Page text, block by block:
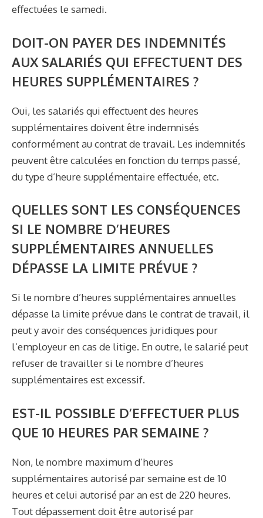
effectuées le samedi.
DOIT-ON PAYER DES INDEMNITÉS
AUX SALARIÉS QUI EFFECTUENT DES
HEURES SUPPLÉMENTAIRES ?
Oui, les salariés qui effectuent des heures
supplémentaires doivent être indemnisés
conformément au contrat de travail. Les indemnités
peuvent être calculées en fonction du temps passé,
du type d’heure supplémentaire effectuée, etc.
QUELLES SONT LES CONSÉQUENCES
SI LE NOMBRE D’HEURES
SUPPLÉMENTAIRES ANNUELLES
DÉPASSE LA LIMITE PRÉVUE ?
Si le nombre d’heures supplémentaires annuelles
dépasse la limite prévue dans le contrat de travail, il
peut y avoir des conséquences juridiques pour
l’employeur en cas de litige. En outre, le salarié peut
refuser de travailler si le nombre d’heures
supplémentaires est excessif.
EST-IL POSSIBLE D’EFFECTUER PLUS
QUE 10 HEURES PAR SEMAINE ?
Non, le nombre maximum d’heures
supplémentaires autorisé par semaine est de 10
heures et celui autorisé par an est de 220 heures.
Tout dépassement doit être autorisé par